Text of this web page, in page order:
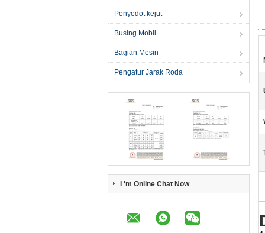
Penyedot kejut
Busing Mobil
Bagian Mesin
Pengatur Jarak Roda
I 'm Online Chat Now